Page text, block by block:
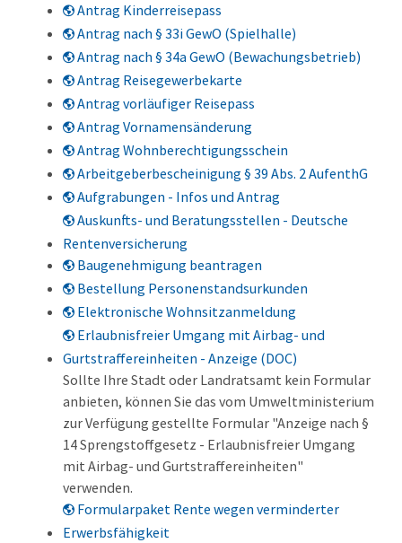
Antrag Kinderreisepass
Antrag nach § 33i GewO (Spielhalle)
Antrag nach § 34a GewO (Bewachungsbetrieb)
Antrag Reisegewerbekarte
Antrag vorläufiger Reisepass
Antrag Vornamensänderung
Antrag Wohnberechtigungsschein
Arbeitgeberbescheinigung § 39 Abs. 2 AufenthG
Aufgrabungen - Infos und Antrag
Auskunfts- und Beratungsstellen - Deutsche
Rentenversicherung
Baugenehmigung beantragen
Bestellung Personenstandsurkunden
Elektronische Wohnsitzanmeldung
Erlaubnisfreier Umgang mit Airbag- und
Gurtstraffereinheiten - Anzeige (DOC)
Sollte Ihre Stadt oder Landratsamt kein Formular
anbieten, können Sie das vom Umweltministerium
zur Verfügung gestellte Formular "Anzeige nach §
14 Sprengstoffgesetz - Erlaubnisfreier Umgang
mit Airbag- und Gurtstraffereinheiten"
verwenden.
Formularpaket Rente wegen verminderter
Erwerbsfähigkeit